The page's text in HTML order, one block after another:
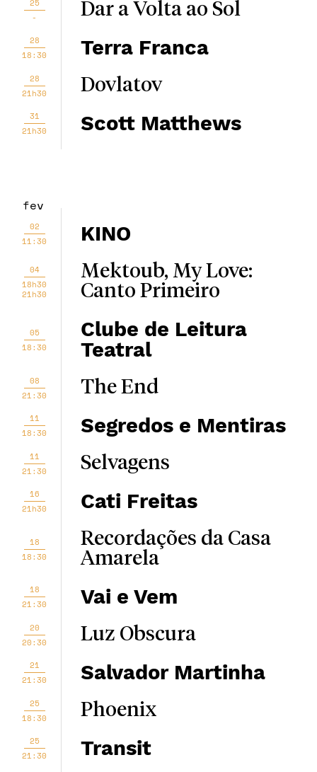
25
-
Dar a Volta ao Sol
28
18:30
Terra Franca
28
21h30
Dovlatov
31
21h30
Scott Matthews
fev
02
11:30
KINO
04
18h30
21h30
Mektoub, My Love:
Canto Primeiro
05
18:30
Clube de Leitura
Teatral
08
21:30
The End
11
18:30
Segredos e Mentiras
11
21:30
Selvagens
16
21h30
Cati Freitas
18
18:30
Recordações da Casa
Amarela
18
21:30
Vai e Vem
20
20:30
Luz Obscura
21
21:30
Salvador Martinha
25
18:30
Phoenix
25
21:30
Transit